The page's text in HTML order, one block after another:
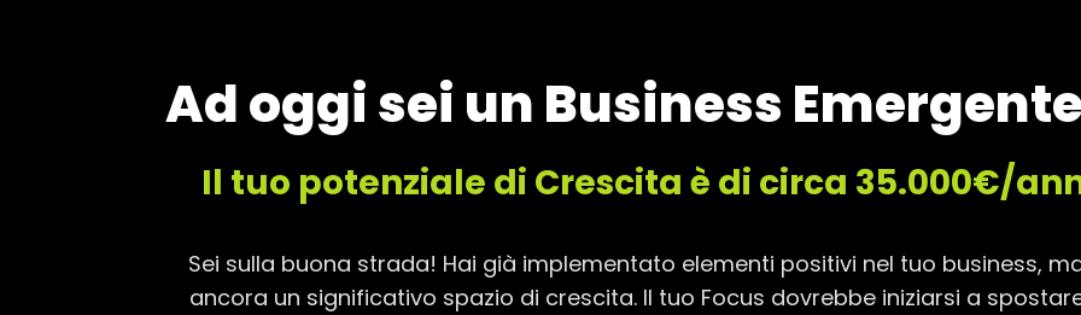
Ad oggi sei un Business
Il tuo potenziale di Crescita è di circa 35.000€/
Sei sulla buona strada! Hai già implementato elementi positivi nel tuo business,
ancora un significativo spazio di crescita. Il tuo Focus dovrebbe iniziarsi a